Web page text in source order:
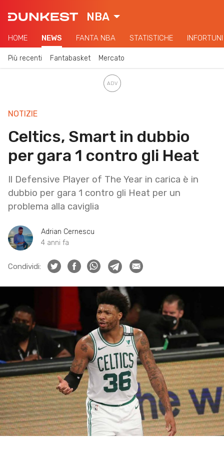
NBA
HOME NEWS FANTA NBA STATISTICHE INFORTUNI
Più recenti Fantabasket Mercato
NOTIZIE
Celtics, Smart in dubbio
per gara 1 contro gli Heat
Il Defensive Player of The Year in carica è in
dubbio per gara 1 contro gli Heat per un
problema alla caviglia
Adrian Cernescu
4 anni fa
Condividi: